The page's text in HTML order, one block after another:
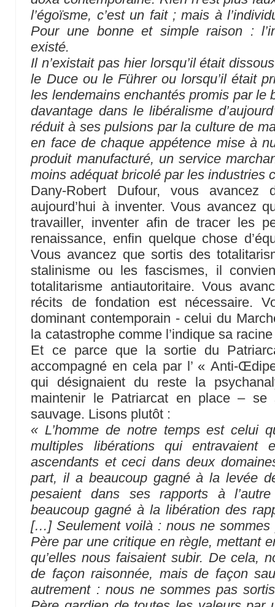
l’égoïsme, c’est un fait ; mais à
Pour une bonne et simple raison :
existé.
Il n’existait pas hier lorsqu’il était
le Duce ou le Führer ou lorsqu’il était
les lendemains enchantés promis par le
davantage dans le libéralisme
réduit à ses pulsions par la culture de
en face de chaque appétence mise à
produit manufacturé, un service
moins adéquat bricolé par les industries
Dany-Robert Dufour, vous avancez
aujourd’hui à inventer. Vous avancez
travailler, inventer afin de tracer les
renaissance, enfin quelque chose
Vous avancez que sortis des
stalinisme ou les fascismes, il
totalitarisme antiautoritaire. Vous
récits de fondation est nécessaire.
dominant contemporain - celui du
la catastrophe comme l’indique sa
Et ce parce que la sortie du
accompagné en cela par l’ « Anti-
qui désignaient du reste la
maintenir le Patriarcat en place – se
sauvage. Lisons plutôt :
« L’homme de notre temps est celui
multiples libérations qui
ascendants et ceci dans deux
part, il a beaucoup gagné à la levée
pesaient dans ses rapports à
beaucoup gagné à la libération des
[…] Seulement voilà : nous ne sommes
Père par une critique en règle, mettant
qu’elles nous faisaient subir. De cela,
de façon raisonnée, mais de façon
autrement : nous ne sommes pas